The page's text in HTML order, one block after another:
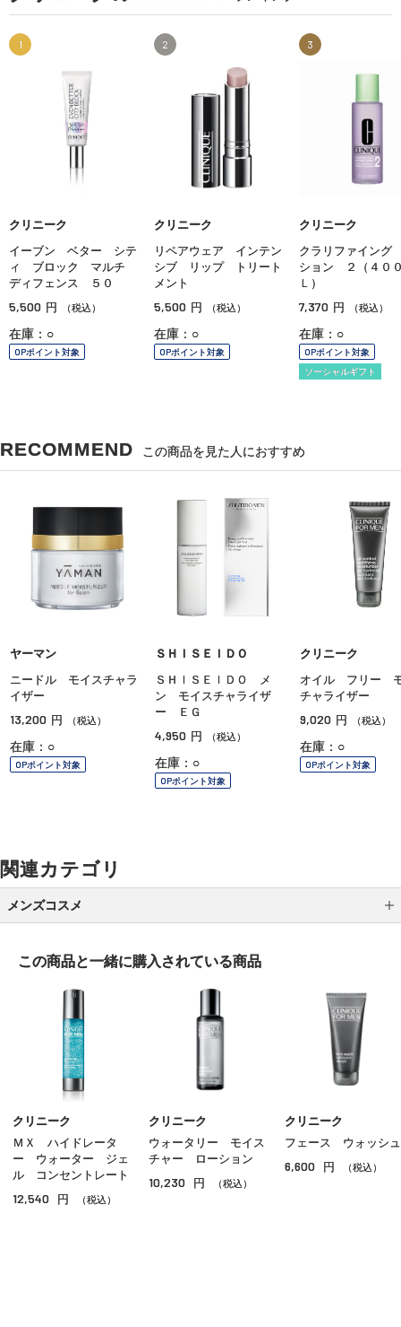
1
クリニーク
イーブン ベター シテ
ィ ブロック マルチ
ディフェンス ５０
5,500 円 （税込）
在庫：○
OPポイント対象
2
クリニーク
リペアウェア インテン
シブ リップ トリート
メント
5,500 円 （税込）
在庫：○
OPポイント対象
3
クリニーク
クラリファイン
ション ２（４０
Ｌ）
7,370 円 （税込）
在庫：○
OPポイント対象
ソーシャルギフト
RECOMMEND この商品を見た人におすすめ
ヤーマン
ニードル モイスチャラ
イザー
13,200 円 （税込）
在庫：○
OPポイント対象
ＳＨＩＳＥＩＤＯ
ＳＨＩＳＥＩＤＯ メ
ン モイスチャライザ
ー ＥＧ
4,950 円 （税込）
在庫：○
OPポイント対象
クリニーク
オイル フリー
チャライザー
9,020 円 （税込）
在庫：○
OPポイント対象
関連カテゴリ
メンズコスメ
ボディケア
その他のメンズコスメ
この商品と一緒に購入されている商品
クリニーク
ＭＸ ハイドレータ
ー ウォーター ジェ
ル コンセントレート
12,540 円 （税込）
クリニーク
ウォータリー モイス
チャー ローション
10,230 円 （税込）
クリニーク
フェース ウォッシュ
6,600 円 （税込）